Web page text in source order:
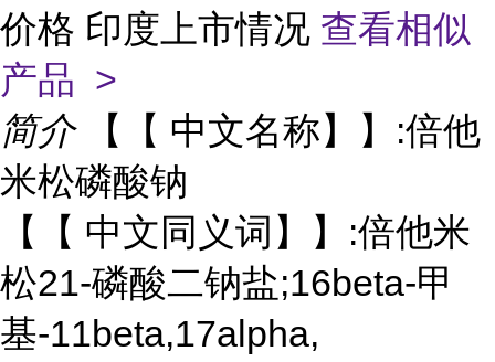
价格 印度上市情况 查看相似
产品 >
简介
【【 中文名称】】:倍他
米松磷酸钠
【【 中文同义词】】:倍他米
松21-磷酸二钠盐;16beta-甲
基-11beta,17alpha,